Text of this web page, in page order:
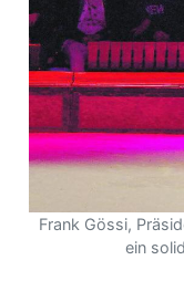
Frank Gössi,
ein